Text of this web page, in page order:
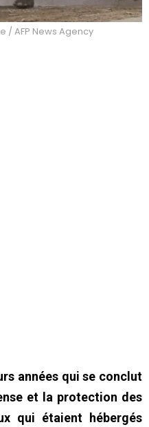
/ AFP News Agency
années qui se conclut
et la protection des
qui étaient hébergés